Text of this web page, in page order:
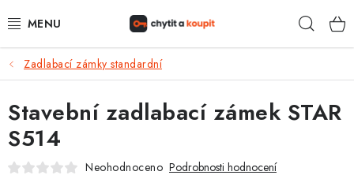
na
DŮM, BYT, ZAHRADA
ZÁMEČNICTVÍ - ZABEZPEČENÍ
KANCELÁŘ
Zadlabací zámky standardní
Stavební zadlabací zámek STAR
S514
Neohodnoceno Podrobnosti hodnocení